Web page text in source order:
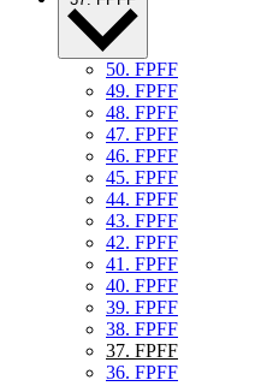
50. FPFF
49. FPFF
48. FPFF
47. FPFF
46. FPFF
45. FPFF
44. FPFF
43. FPFF
42. FPFF
41. FPFF
40. FPFF
39. FPFF
38. FPFF
37. FPFF
36. FPFF